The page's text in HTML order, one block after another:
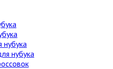
нубука
нубука